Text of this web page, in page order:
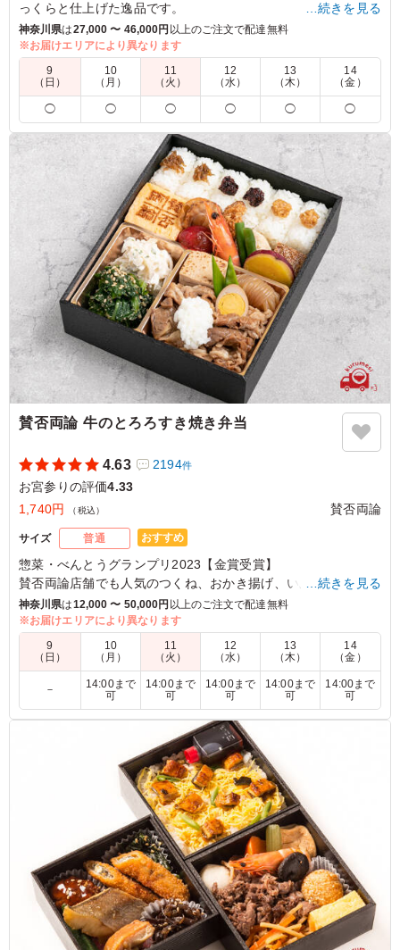
っくらと仕上げた逸品です。
じっくり煮込んだ玉ねぎのソースと共にご賞味ください。
4.0
分量は適量でしたし、容器はチャチではなく、参加者は満
足がいってました。ただ、祝い膳として副菜の数はよかっ
たのですが、テリーヌ系が多く、また彩りが茶色が多いの
で工夫の余地があると思いました。
ご利用シーン： お祝い›お宮参り
東京都世田谷区深沢2023/07/19
…続きを見る
神奈川県は27,000 〜 46,000円 以上のご注文で配達無料
※お届けエリアにより異なります
9
（日）
10
（月）
11
（火）
12
（水）
13
（木）
14
（金）
◯ ◯ ◯ ◯ ◯ ◯
賛否両論 牛のとろろすき焼き弁当
4.63 2194件
お宮参りの評価4.33
1,740円
（税込） 賛否両論
サイズ 普通 おすすめ
惣菜・べんとうグランプリ2023【金賞受賞】
賛否両論店舗でも人気のつくね、おかき揚げ、いぶりがっこポ
テサラをはじめ、彩り豊かな美味しさを詰め込みました。
いつものたまごの代わりに今日はとろろですき焼きを楽しんで
みませんか？ご飯が進む変わりすき焼きをぜひお試しくださ
い。
すき焼き弁当、とてもおいしかったです！お肉はやわらか
く甘辛い味付けが絶妙で、ご飯がどんどん進みました。野
菜も味が染みていて満足感たっぷり。見た目も華やかで贅
沢気分になれるお弁当でした。また食べたいです！
お祝い›お宮参り
神奈川県横浜市西区久保町2025/10/06
…続きを見る
神奈川県は12,000 〜 50,000円 以上のご注文で配達無料
※お届けエリアにより異なります
9
（日）
10
（月）
11
（火）
12
（水）
13
（木）
14
（金）
－
14:00まで
可
14:00まで
可
14:00まで
可
14:00まで
可
14:00まで
可